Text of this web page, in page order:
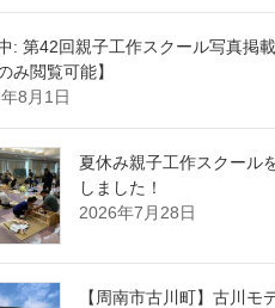
: 第42回親子工作スクール写真掲
み閲覧可能】
8月1日
夏休み親子工作スクール
しました！
2026年7月28日
【周南市古川町】古川モ